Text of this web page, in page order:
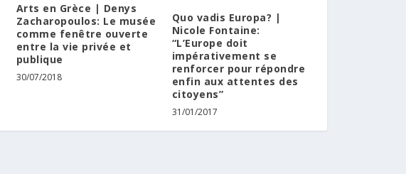
Arts en Grèce | Denys
Zacharopoulos: Le musée
comme fenêtre ouverte
entre la vie privée et
publique
30/07/2018
Quo vadis Europa? |
Nicole Fontaine:
“L’Europe doit
impérativement se
renforcer pour répondre
enfin aux attentes des
citoyens”
31/01/2017